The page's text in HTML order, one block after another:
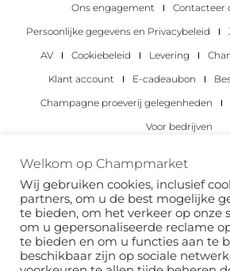
Ons engagement
Contacteer
Persoonlijke gegevens en Privacybeleid
AV
Cookiebeleid Levering
Klant account
E-cadeaubon
Champagne proeverij gelegenheden
Voor bedrijven
Copyright 2022 © alle rechten
Welkom op Champmarket
Wij gebruiken cookies, inclusief
partners, om u de best mogelijke
te bieden, om het verkeer op onze
om u gepersonaliseerde reclame
te bieden en om u functies aan te
beschikbaar zijn op sociale